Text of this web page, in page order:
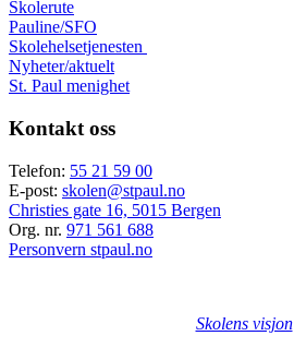
Skolerute
Pauline/SFO
Skolehelsetjenesten
Nyheter/aktuelt
St. Paul menighet
Kontakt oss
Telefon: 55 21 59 00
E-post: skolen@stpaul.no
Christies gate 16, 5015 Bergen
Org. nr. 971 561 688
Personvern stpaul.no
Skolens visjon